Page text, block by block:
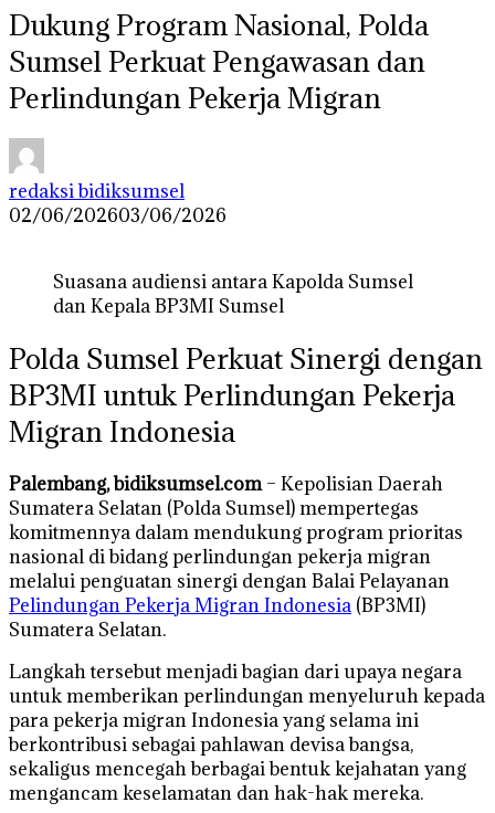
Dukung Program Nasional, Polda
Sumsel Perkuat Pengawasan dan
Perlindungan Pekerja Migran
redaksi bidiksumsel
02/06/202603/06/2026
Suasana audiensi antara Kapolda Sumsel
dan Kepala BP3MI Sumsel
Polda Sumsel Perkuat Sinergi dengan
BP3MI untuk Perlindungan Pekerja
Migran Indonesia
Palembang, bidiksumsel.com– Kepolisian Daerah
Sumatera Selatan (Polda Sumsel) mempertegas
komitmennya dalam mendukung program prioritas
nasional di bidang perlindungan pekerja migran
melalui penguatan sinergi dengan Balai Pelayanan
Pelindungan Pekerja Migran Indonesia (BP3MI)
Sumatera Selatan.
Langkah tersebut menjadi bagian dari upaya negara
untuk memberikan perlindungan menyeluruh kepada
para pekerja migran Indonesia yang selama ini
berkontribusi sebagai pahlawan devisa bangsa,
sekaligus mencegah berbagai bentuk kejahatan yang
mengancam keselamatan dan hak-hak mereka.